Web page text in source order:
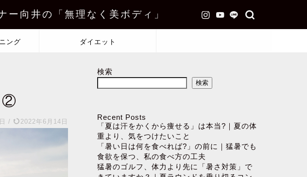
ー向井の「無理なく美ボディ」
ング ダイエット
②
/ 2022年6月14日
検索
検索
Recent Posts
「夏は汗をかくから痩せる」は本当?｜夏の体
重より、気をつけたいこと
「暑い日は何を食べれば?」の前に｜猛暑でも
食欲を保つ、私の食べ方の工夫
猛暑のゴルフ、体力より先に「暑さ対策」で